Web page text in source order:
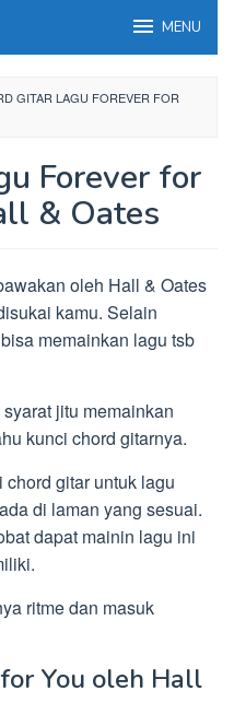
MENU
GITAR LAGU FOREVER FOR
Forever for
& Oates
oleh Hall & Oates
kamu. Selain
memainkan lagu tsb
jitu memainkan
kunci chord gitarnya.
gitar untuk lagu
di laman yang sesuai.
dapat mainin lagu ini
ritme dan masuk
You oleh Hall